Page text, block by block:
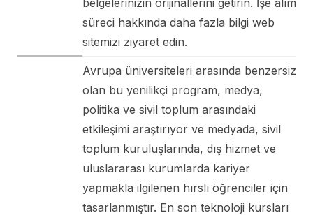
süreci hakkında daha fazla bilgi web
sitemizi ziyaret edin.
Avrupa üniversiteleri arasında benzersiz
olan bu yenilikçi program, medya,
politika ve sivil toplum arasındaki
etkileşimi araştırıyor ve medyada, sivil
toplum kuruluşlarında, dış hizmet ve
uluslararası kurumlarda kariyer
yapmakla ilgilenen hırslı öğrenciler için
tasarlanmıştır. En son teknoloji kursları